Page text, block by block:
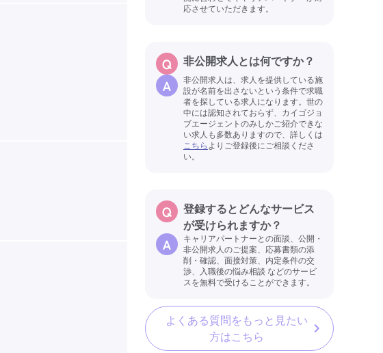
応させていただきます。
非公開求人とは何ですか？
非公開求人は、求人を提供している施
設が名前を出さないという条件で求職
者を探している求人になります。世の
中には認知されておらず、カイゴジョ
ブエージェントのみしかご紹介できな
い求人も多数ありますので、詳しくは
こちらよりご登録後にご相談くださ
い。
登録するとどんなサービス
が受けられますか？
キャリアパートナーとの面談、公開・
非公開求人のご提案、応募書類の添
削・確認、面接対策、内定条件の交
渉、入職後の悩み相談 などのサービ
スを無料で受けることができます。
よくある質問をもっと見たい
方はこちら